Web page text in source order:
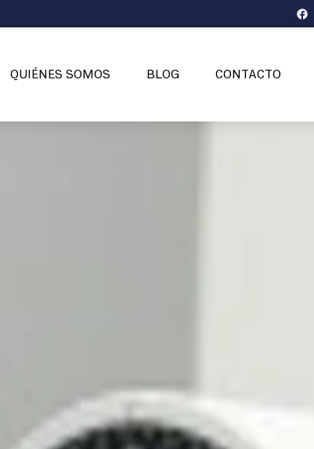
QUIÉNES SOMOS BLOG CONTACTO